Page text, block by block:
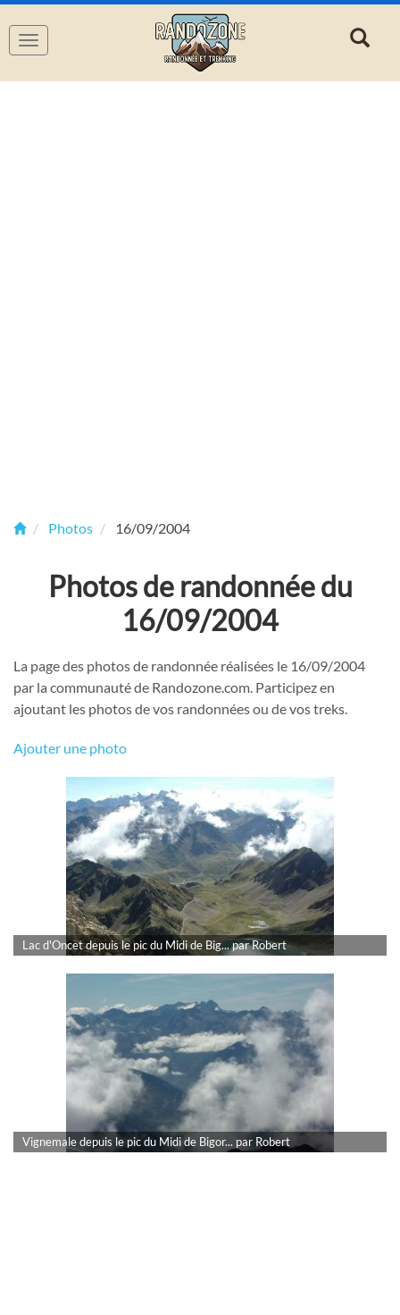
Navigation
Photos 16/09/2004
Photos de randonnée du
16/09/2004
La page des photos de randonnée réalisées le 16/09/2004
par la communauté de Randozone.com. Participez en
ajoutant les photos de vos randonnées ou de vos treks.
Ajouter une photo
Lac d'Oncet depuis le pic du Midi de Big... par Robert
Vignemale depuis le pic du Midi de Bigor... par Robert